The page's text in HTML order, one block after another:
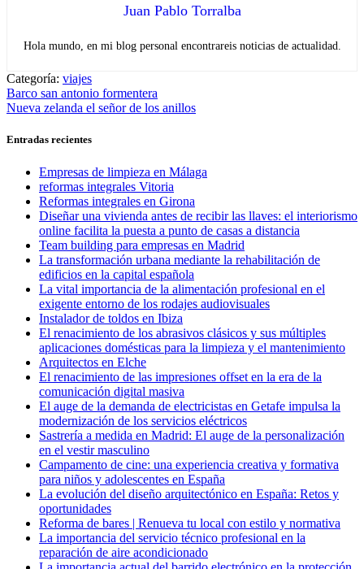
Juan Pablo Torralba
Hola mundo, en mi blog personal encontrareis noticias de actualidad.
Categoría: viajes
Navegación
de
entradas
Entrada
anterior:
Barco san antonio formentera
Entrada
Nueva zelanda el señor de los anillos
Entradas recientes
Empresas de limpieza en Málaga
reformas integrales Vitoria
Reformas integrales en Girona
Diseñar una vivienda antes de recibir las llaves: el interiorismo
online facilita la puesta a punto de casas a distancia
Team building para empresas en Madrid
La transformación urbana mediante la rehabilitación de
edificios en la capital española
La vital importancia de la alimentación profesional en el
exigente entorno de los rodajes audiovisuales
Instalador de toldos en Ibiza
El renacimiento de los abrasivos clásicos y sus múltiples
aplicaciones domésticas para la limpieza y el mantenimiento
Arquitectos en Elche
El renacimiento de las impresiones offset en la era de la
comunicación digital masiva
El auge de la demanda de electricistas en Getafe impulsa la
modernización de los servicios eléctricos
Sastrería a medida en Madrid: El auge de la personalización
en el vestir masculino
Campamento de cine: una experiencia creativa y formativa
para niños y adolescentes en España
La evolución del diseño arquitectónico en España: Retos y
oportunidades
Reforma de bares | Renueva tu local con estilo y normativa
La importancia del servicio técnico profesional en la
reparación de aire acondicionado